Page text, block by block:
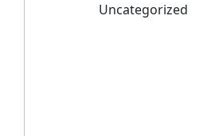
Uncategorized